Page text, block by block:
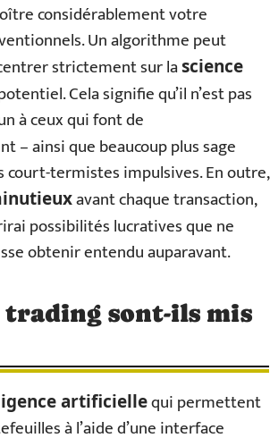
considérablement votre
Un algorithme peut
strictement sur lascience
Cela signifie qu’il n’est pas
à ceux qui font de
– ainsi que beaucoup plus sage
court-termistes impulsives. En outre,
avant chaque transaction,
possibilités lucratives que ne
obtenir entendu auparavant.
trading sont-ils mis
artificiellequi permettent
à l’aide d’une interface